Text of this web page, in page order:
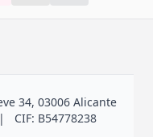
34, 03006 Alicante
| CIF: B54778238